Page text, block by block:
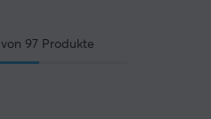
von 97 Produkte